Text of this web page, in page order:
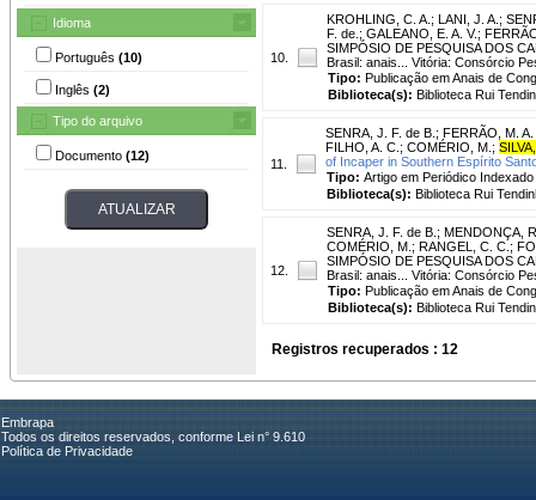
Idioma
Português (10)
Inglês (2)
Tipo do arquivo
Documento (12)
10.
KROHLING, C. A. ; LANI, J. A. ;
F. de. ; GALEANO, E. A. V.;
SIMPÓSIO DE PESQUISA DOS
Brasil: anais... Vitória: Consórcio
Tipo: Publicação em Anais de
Biblioteca(s): Biblioteca Rui
11.
SENRA, J. F. de B. ; FERRÃO, M.
FILHO, A. C. ; COMÉRIO, M. ;
of Incaper in Southern Espírito
Tipo: Artigo em Periódico Indexado
Biblioteca(s): Biblioteca Rui
12.
SENRA, J. F. de B. ; MENDONÇA,
COMÉRIO, M. ; RANGEL, C. C. ;
SIMPÓSIO DE PESQUISA DOS
Brasil: anais... Vitória: Consórcio
Tipo: Publicação em Anais de
Biblioteca(s): Biblioteca Rui
Registros recuperados : 12
Embrapa
Todos os direitos reservados, conforme Lei n° 9.610
Política de Privacidade